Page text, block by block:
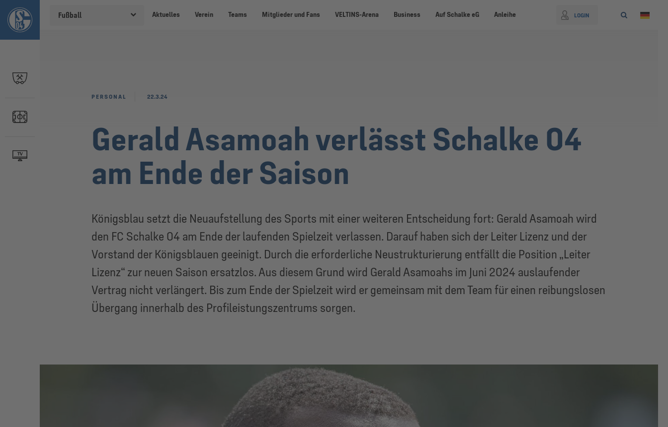
Fußball Aktuelles Verein Teams Mitglieder und Fans VELTINS-Arena Business Auf Schalke eG Anleihe LOGIN
Gerald Asamoah verlässt Schalke 04
am Ende der Saison
Königsblau setzt die Neuaufstellung des Sports mit einer weiteren Entscheidung fort: Gerald Asamoah wird
den FC Schalke 04 am Ende der laufenden Spielzeit verlassen. Darauf haben sich der Leiter Lizenz und der
Vorstand der Königsblauen geeinigt. Durch die erforderliche Neustrukturierung entfällt die Position „Leiter
Lizenz“ zur neuen Saison ersatzlos. Aus diesem Grund wird Gerald Asamoahs im Juni 2024 auslaufender
Vertrag nicht verlängert. Bis zum Ende der Spielzeit wird er gemeinsam mit dem Team für einen reibungslosen
Übergang innerhalb des Profileistungszentrums sorgen.
PERSONAL 22.3.24